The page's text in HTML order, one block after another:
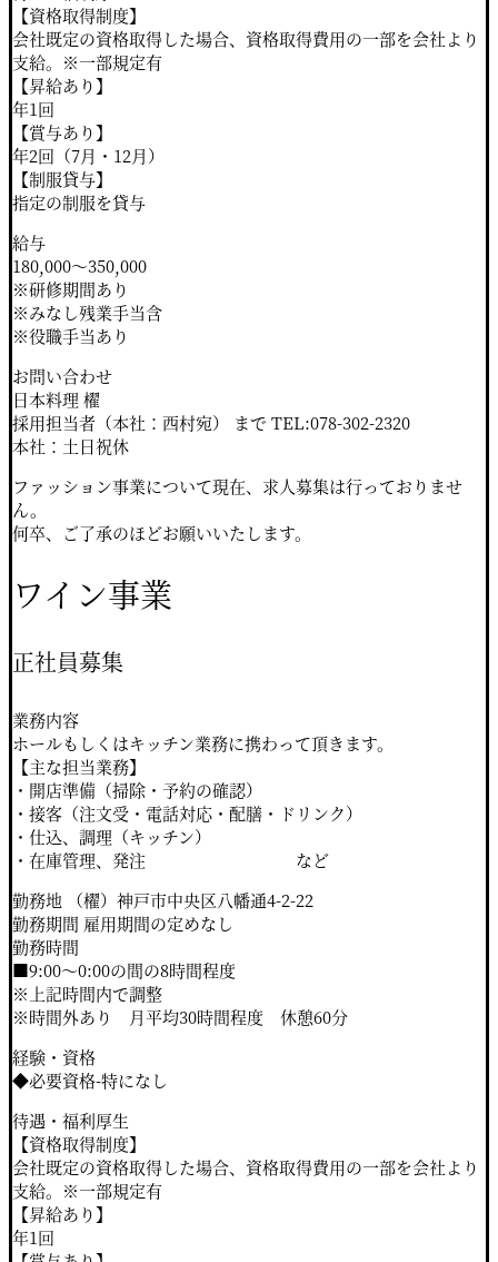
【資格取得制度】
会社既定の資格取得した場合、資格取得費用の一部を会社より
支給。※一部規定有
【昇給あり】
年1回
【賞与あり】
年2回（7月・12月）
【制服貸与】
指定の制服を貸与
給与
180,000～350,000
※研修期間あり
※みなし残業手当含
※役職手当あり
お問い合わせ
日本料理 櫂
採用担当者（本社：西村宛） まで TEL:078-302-2320
本社：土日祝休
ファッション事業について現在、求人募集は行っておりませ
ん。
何卒、ご了承のほどお願いいたします。
ワイン事業
正社員募集
業務内容
ホールもしくはキッチン業務に携わって頂きます。
【主な担当業務】
・開店準備（掃除・予約の確認）
・接客（注文受・電話対応・配膳・ドリンク）
・仕込、調理（キッチン）
・在庫管理、発注 など
勤務地 （櫂）神戸市中央区八幡通4-2-22
勤務期間 雇用期間の定めなし
勤務時間
■9:00～0:00の間の8時間程度
※上記時間内で調整
※時間外あり 月平均30時間程度 休憩60分
経験・資格
◆必要資格-特になし
待遇・福利厚生
【資格取得制度】
会社既定の資格取得した場合、資格取得費用の一部を会社より
支給。※一部規定有
【昇給あり】
年1回